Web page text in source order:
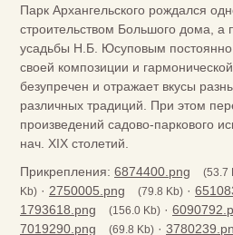
Парк Архангельского рождался
строительством Большого дома, а
усадьбы Н.Б. Юсуповым
своей композиции и
безупречен и отражает вкусы
различных традиций. При этом
произведений садово-паркового
нач. XIX столетий.
Прикрепления: 6874400.png (53.7
Kb) · 2750005.png (79.8 Kb) ·
1793618.png
(156.0 Kb) ·
7019290.png
(69.8 Kb) ·